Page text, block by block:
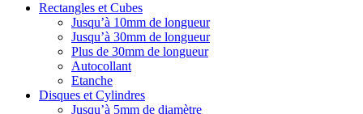
Rectangles et Cubes
Jusqu’à 10mm de longueur
Jusqu’à 30mm de longueur
Plus de 30mm de longueur
Autocollant
Etanche
Disques et Cylindres
Jusqu’à 5mm de diamètre